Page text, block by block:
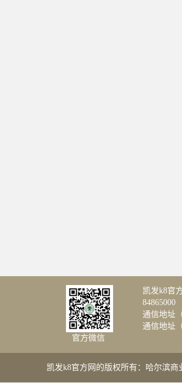
凯发k8官
84865000
通信地址
通信地址
官方微信
凯发k8官方网的版权所有：哈尔滨商